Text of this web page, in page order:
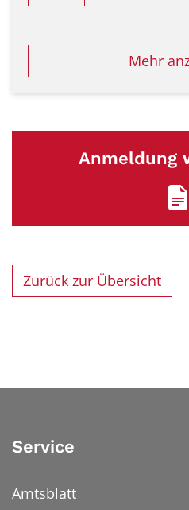
Mehr
Anmeldung
Zurück zur Übersicht
Service
Amtsblatt